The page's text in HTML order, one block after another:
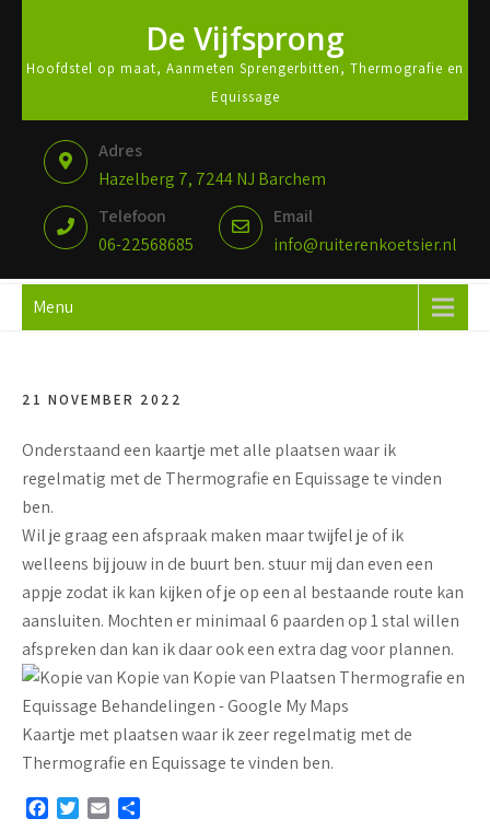
De Vijfsprong
Hoofdstel op maat, Aanmeten Sprengerbitten, Thermografie en
Equissage
Adres
Hazelberg 7, 7244 NJ Barchem
Telefoon
06-22568685
Email
info@ruiterenkoetsier.nl
Menu
21 NOVEMBER 2022
Onderstaand een kaartje met alle plaatsen waar ik
regelmatig met de Thermografie en Equissage te vinden
ben.
Wil je graag een afspraak maken maar twijfel je of ik
welleens bij jouw in de buurt ben. stuur mij dan even een
appje zodat ik kan kijken of je op een al bestaande route kan
aansluiten. Mochten er minimaal 6 paarden op 1 stal willen
afspreken dan kan ik daar ook een extra dag voor plannen.
Kaartje met plaatsen waar ik zeer regelmatig met de
Thermografie en Equissage te vinden ben.
T
E